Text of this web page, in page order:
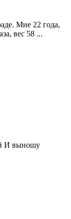
Мне 22 года,
вес 58 ...
И выношу